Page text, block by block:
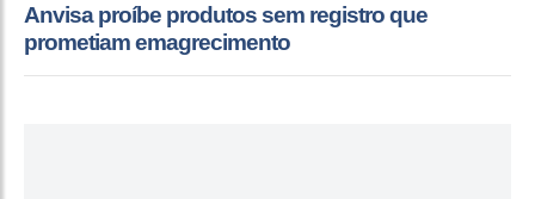
Anvisa proíbe produtos sem registro que
prometiam emagrecimento